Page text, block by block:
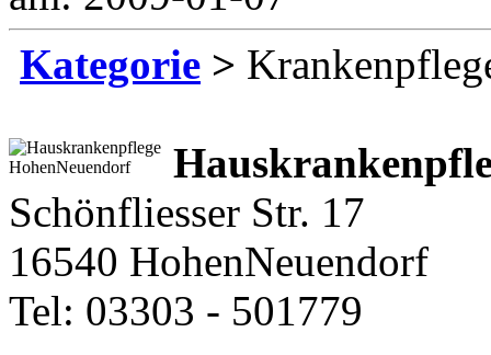
Kategorie >
Schönfliesser Str. 17
16540 HohenNeuendorf
Tel: 03303 - 501779